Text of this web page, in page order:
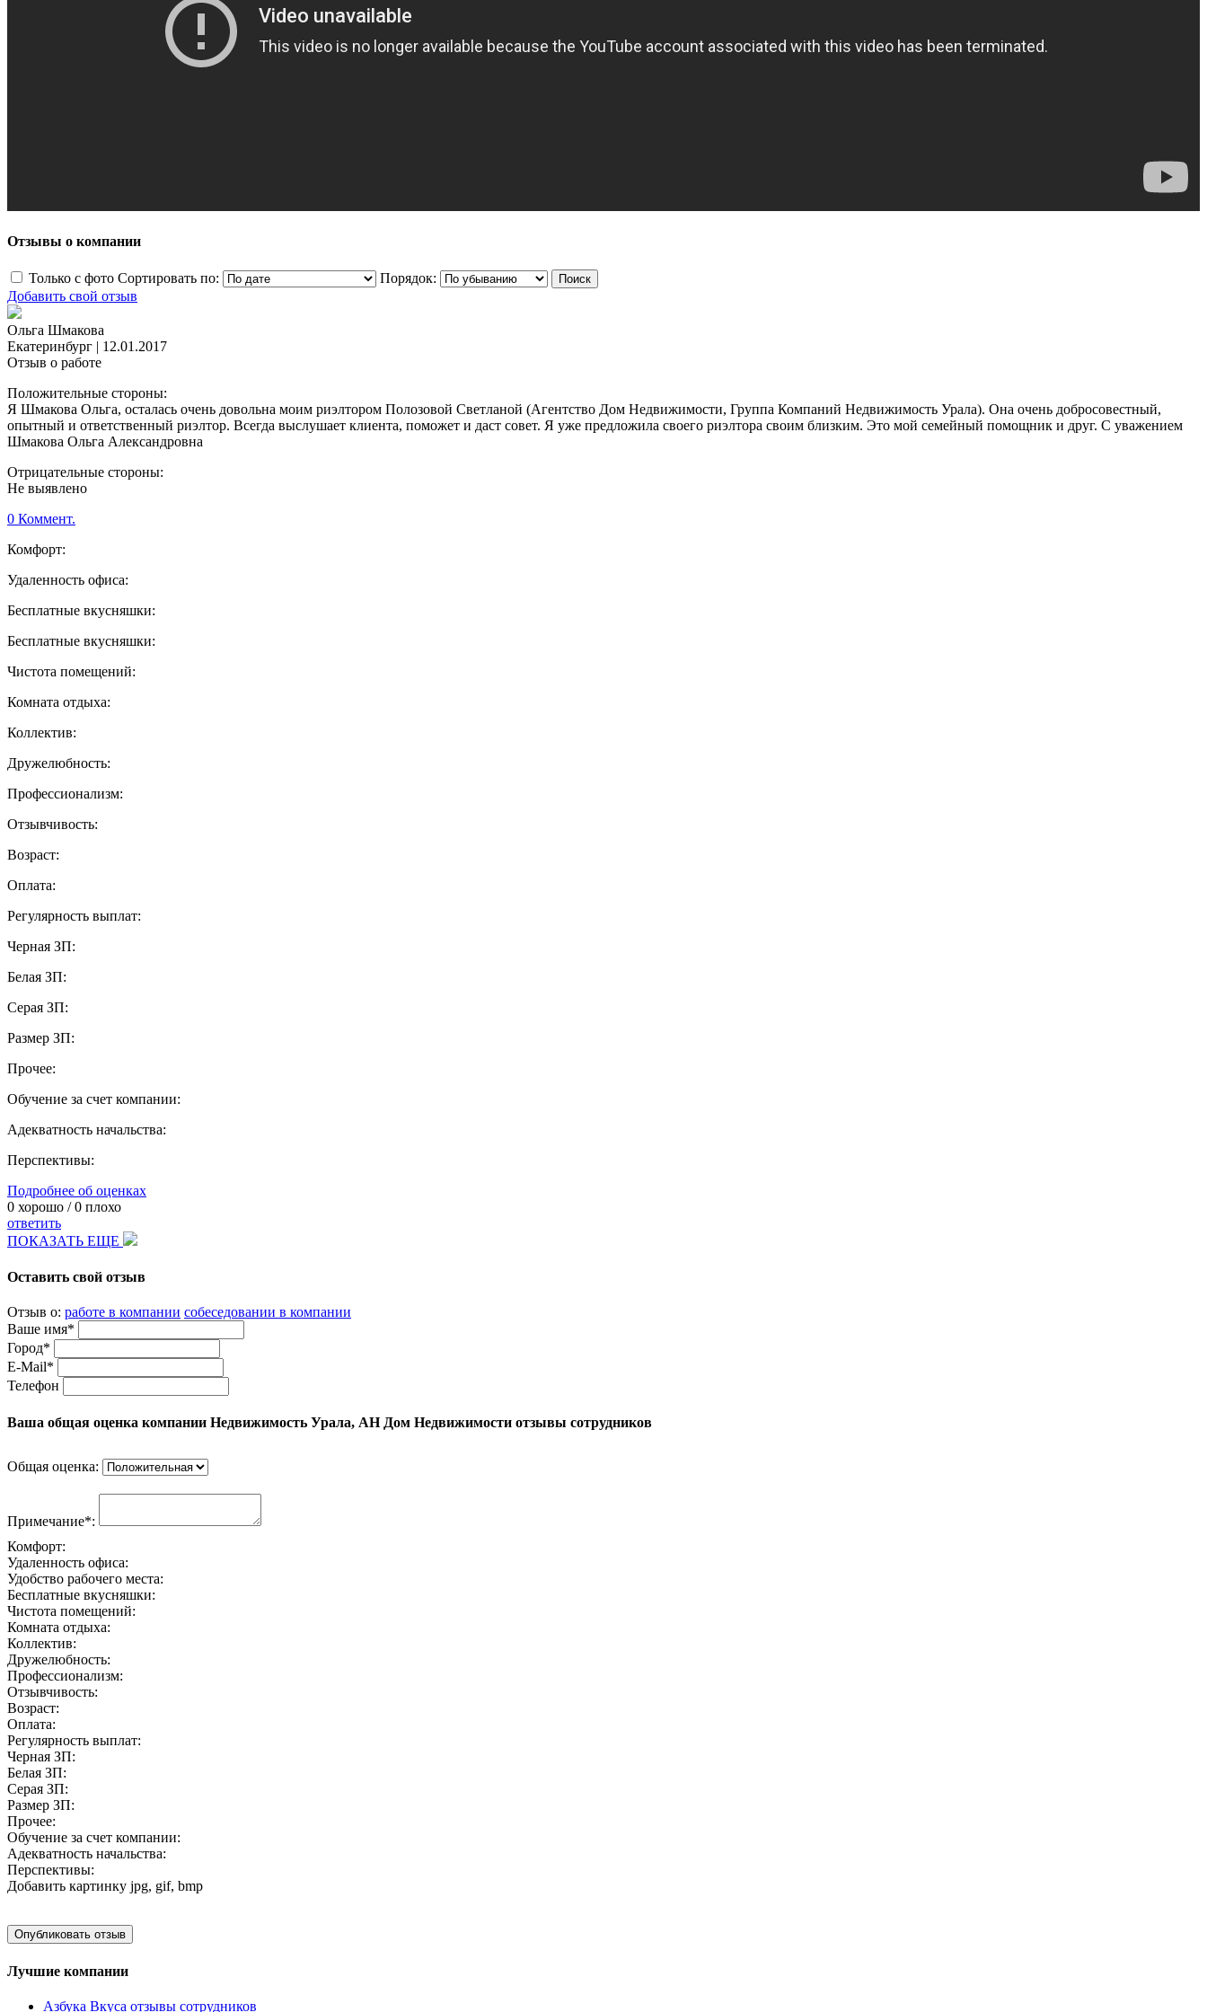
Отзывы о компании
Только с фото Сортировать по:
Порядок:
Добавить свой отзыв
Ольга Шмакова
Екатеринбург | 12.01.2017
Отзыв о работе
Положительные стороны:
Я Шмакова Ольга, осталась очень довольна моим риэлтором Полозовой Светланой (Агентство Дом Недвижимости, Группа Компаний Недвижимость Урала). Она очень добросовестный,
опытный и ответственный риэлтор. Всегда выслушает клиента, поможет и даст совет. Я уже предложила своего риэлтора своим близким. Это мой семейный помощник и друг. С уважением
Шмакова Ольга Александровна
Отрицательные стороны:
Не выявлено
0 Коммент.
Комфорт:
Удаленность офиса:
Бесплатные вкусняшки:
Бесплатные вкусняшки:
Чистота помещений:
Комната отдыха:
Коллектив:
Дружелюбность:
Профессионализм:
Отзывчивость:
Возраст:
Оплата:
Регулярность выплат:
Черная ЗП:
Белая ЗП:
Серая ЗП:
Размер ЗП:
Прочее:
Обучение за счет компании:
Адекватность начальства:
Перспективы:
Подробнее об оценках
0 хорошо /0 плохо
ответить
ПОКАЗАТЬ ЕЩЕ
Оставить свой отзыв
Отзыв о: работе в компании собеседовании в компании
Ваше имя*
Город*
E-Mail*
Телефон
Ваша общая оценка компании Недвижимость Урала, АН Дом Недвижимости отзывы сотрудников
Общая оценка:
Примечание*:
Комфорт:
Удаленность офиса:
Удобство рабочего места:
Бесплатные вкусняшки:
Чистота помещений:
Комната отдыха:
Коллектив:
Дружелюбность:
Профессионализм:
Отзывчивость:
Возраст:
Оплата:
Регулярность выплат:
Черная ЗП:
Белая ЗП:
Серая ЗП:
Размер ЗП:
Прочее:
Обучение за счет компании:
Адекватность начальства:
Перспективы:
Добавить картинку jpg, gif, bmp
Лучшие компании
Азбука Вкуса отзывы сотрудников